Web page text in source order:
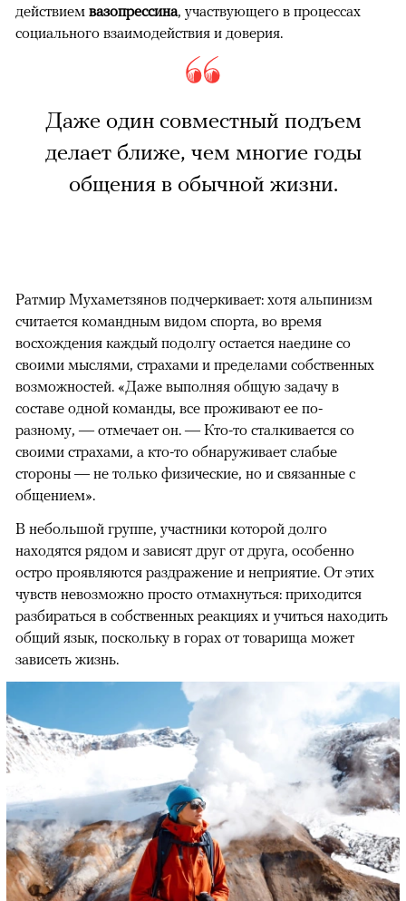
действием вазопрессина, участвующего в процессах
социального взаимодействия и доверия.
Даже один совместный подъем
делает ближе, чем многие годы
общения в обычной жизни.
Ратмир Мухаметзянов подчеркивает: хотя альпинизм
считается командным видом спорта, во время
восхождения каждый подолгу остается наедине со
своими мыслями, страхами и пределами собственных
возможностей. «Даже выполняя общую задачу в
составе одной команды, все проживают ее по-
разному, — отмечает он. — Кто-то сталкивается со
своими страхами, а кто-то обнаруживает слабые
стороны — не только физические, но и связанные с
общением».
В небольшой группе, участники которой долго
находятся рядом и зависят друг от друга, особенно
остро проявляются раздражение и неприятие. От этих
чувств невозможно просто отмахнуться: приходится
разбираться в собственных реакциях и учиться находить
общий язык, поскольку в горах от товарища может
зависеть жизнь.